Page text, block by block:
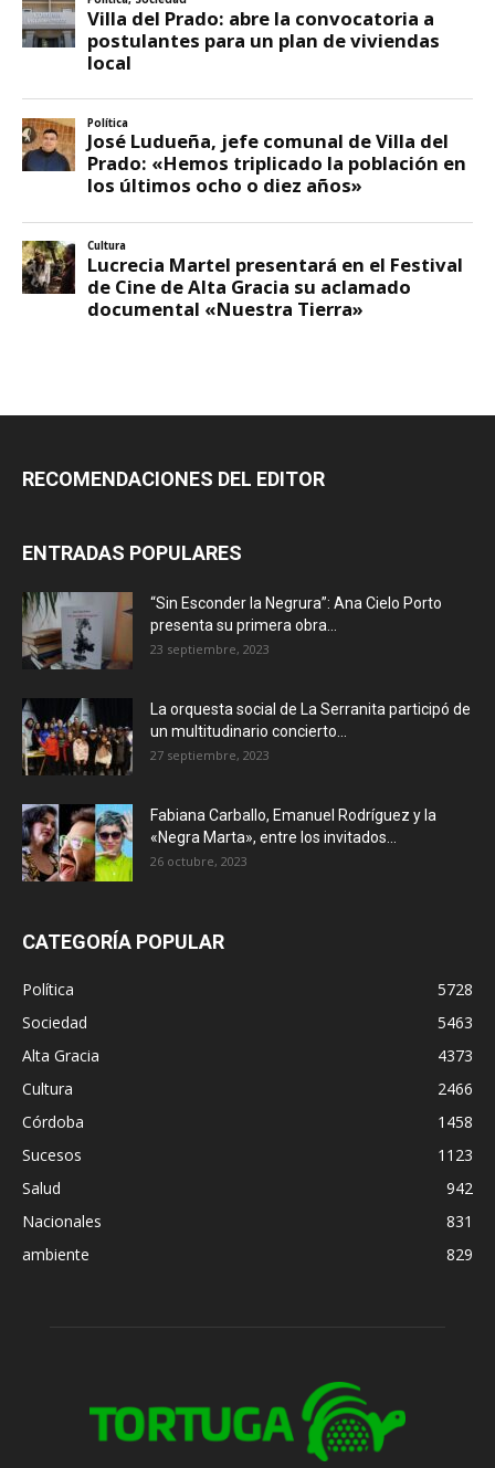
RECOMENDACIONES DEL EDITOR
ENTRADAS POPULARES
“Sin Esconder la Negrura”: Ana Cielo Porto
presenta su primera obra...
23 septiembre, 2023
La orquesta social de La Serranita participó de
un multitudinario concierto...
27 septiembre, 2023
Fabiana Carballo, Emanuel Rodríguez y la
«Negra Marta», entre los invitados...
26 octubre, 2023
CATEGORÍA POPULAR
Política
5728
Sociedad
5463
Alta Gracia
4373
Cultura
2466
Córdoba
1458
Sucesos
1123
Salud
942
Nacionales
831
ambiente
829